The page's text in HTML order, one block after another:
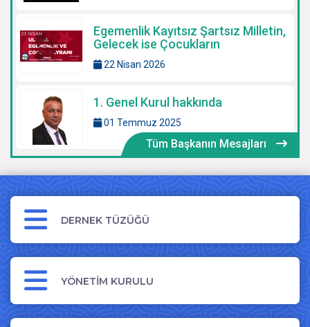
Egemenlik Kayıtsız Şartsız Milletin,
Gelecek ise Çocukların
22 Nisan 2026
1. Genel Kurul hakkında
01 Temmuz 2025
Tüm Başkanın Mesajları
DERNEK TÜZÜĞÜ
YÖNETİM KURULU